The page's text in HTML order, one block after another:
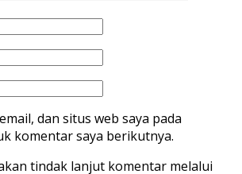
dan situs web saya pada
komentar saya berikutnya.
tindak lanjut komentar melalui